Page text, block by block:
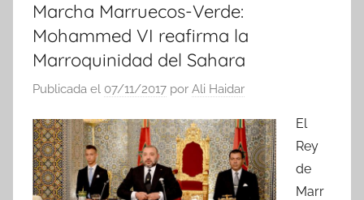
Marcha Marruecos-Verde:
Mohammed VI reafirma la
Marroquinidad del Sahara
Publicada el 07/11/2017 por Ali Haidar
El
Rey
de
Marr